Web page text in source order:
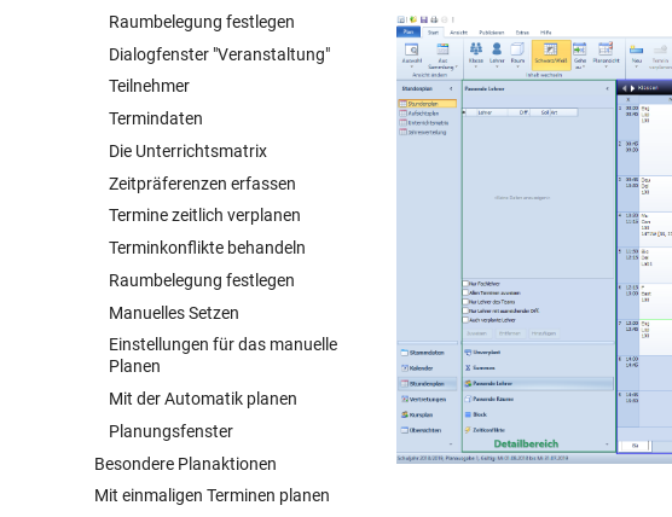
Raumbelegung festlegen
Dialogfenster "Veranstaltung"
Teilnehmer
Termindaten
Die Unterrichtsmatrix
Zeitpräferenzen erfassen
Termine zeitlich verplanen
Terminkonflikte behandeln
Raumbelegung festlegen
Manuelles Setzen
Einstellungen für das manuelle
Planen
Mit der Automatik planen
Planungsfenster
Besondere Planaktionen
Mit einmaligen Terminen planen